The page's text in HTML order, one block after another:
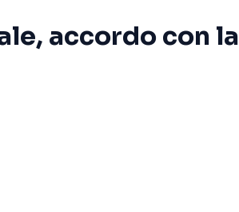
accordo con la